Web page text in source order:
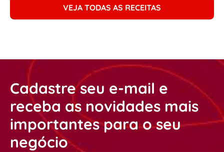
VEJA TODAS AS RECEITAS
Cadastre seu e-mail e
receba as novidades mais
importantes para o seu
negócio